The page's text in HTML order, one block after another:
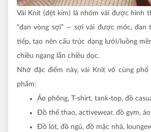
Vải Knit (dệt kim) là nhóm vải được hình
“đan vòng sợi” — sợi vải được móc, đan
tiếp, tạo nên cấu trúc dạng lưới/luồng
chiều ngang lẫn chiều dọc.
Nhờ đặc điểm này, vải Knit vô cùng phổ
phẩm:
Áo phông, T-shirt, tank-top, đồ
Đồ thể thao, activewear, đồ gym,
Đồ lót, đồ ngủ, đồ mặc nhà,